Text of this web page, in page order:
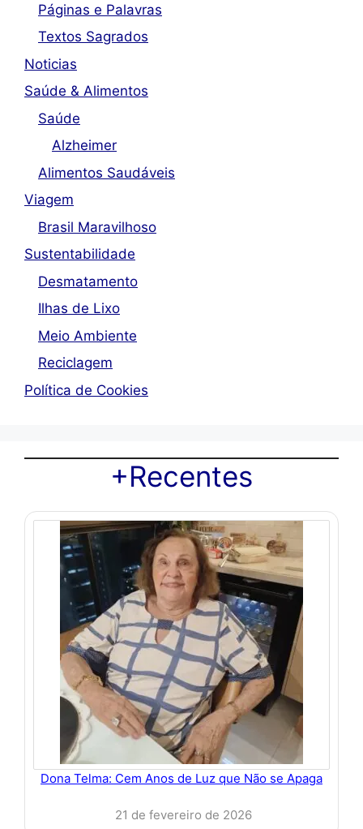
Páginas e Palavras
Textos Sagrados
Noticias
Saúde & Alimentos
Saúde
Alzheimer
Alimentos Saudáveis
Viagem
Brasil Maravilhoso
Sustentabilidade
Desmatamento
Ilhas de Lixo
Meio Ambiente
Reciclagem
Política de Cookies
+Recentes
Dona Telma: Cem Anos de Luz que Não se Apaga
21 de fevereiro de 2026